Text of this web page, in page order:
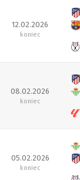
12.02.2026
koniec
08.02.2026
koniec
05.02.2026
koniec